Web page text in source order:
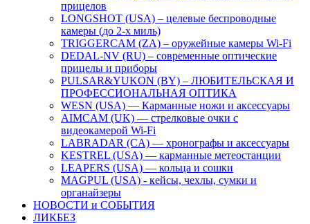
прицелов
LONGSHOT (USA) – целевые беспроводные
камеры (до 2-х миль)
TRIGGERCAM (ZA) – оружейные камеры Wi-Fi
DEDAL-NV (RU) – современные оптические
прицелы и приборы
PULSAR&YUKON (BY) – ЛЮБИТЕЛЬСКАЯ И
ПРОФЕССИОНАЛЬНАЯ ОПТИКА
WESN (USA) — Карманные ножи и аксессуары
AIMCAM (UK) — стрелковые очки с
видеокамерой Wi-Fi
LABRADAR (CA) — хронографы и аксессуары
KESTREL (USA) — карманные метеостанции
LEAPERS (USA) — кольца и сошки
MAGPUL (USA) - кейсы, чехлы, сумки и
органайзеры
НОВОСТИ и СОБЫТИЯ
ЛИКБЕЗ